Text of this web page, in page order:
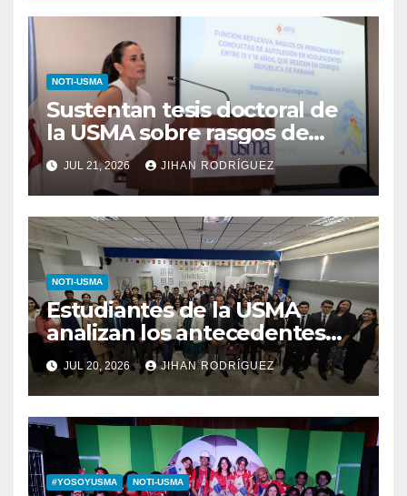
NOTI-USMA
Sustentan tesis doctoral de
la USMA sobre rasgos de
personalidad y conductas de
autolesión en adolescentes
JUL 21, 2026 JIHAN RODRÍGUEZ
NOTI-USMA
Estudiantes de la USMA
analizan los antecedentes
del Derecho Romano junto a
diputada invitada
JUL 20, 2026 JIHAN RODRÍGUEZ
#YOSOYUSMA NOTI-USMA